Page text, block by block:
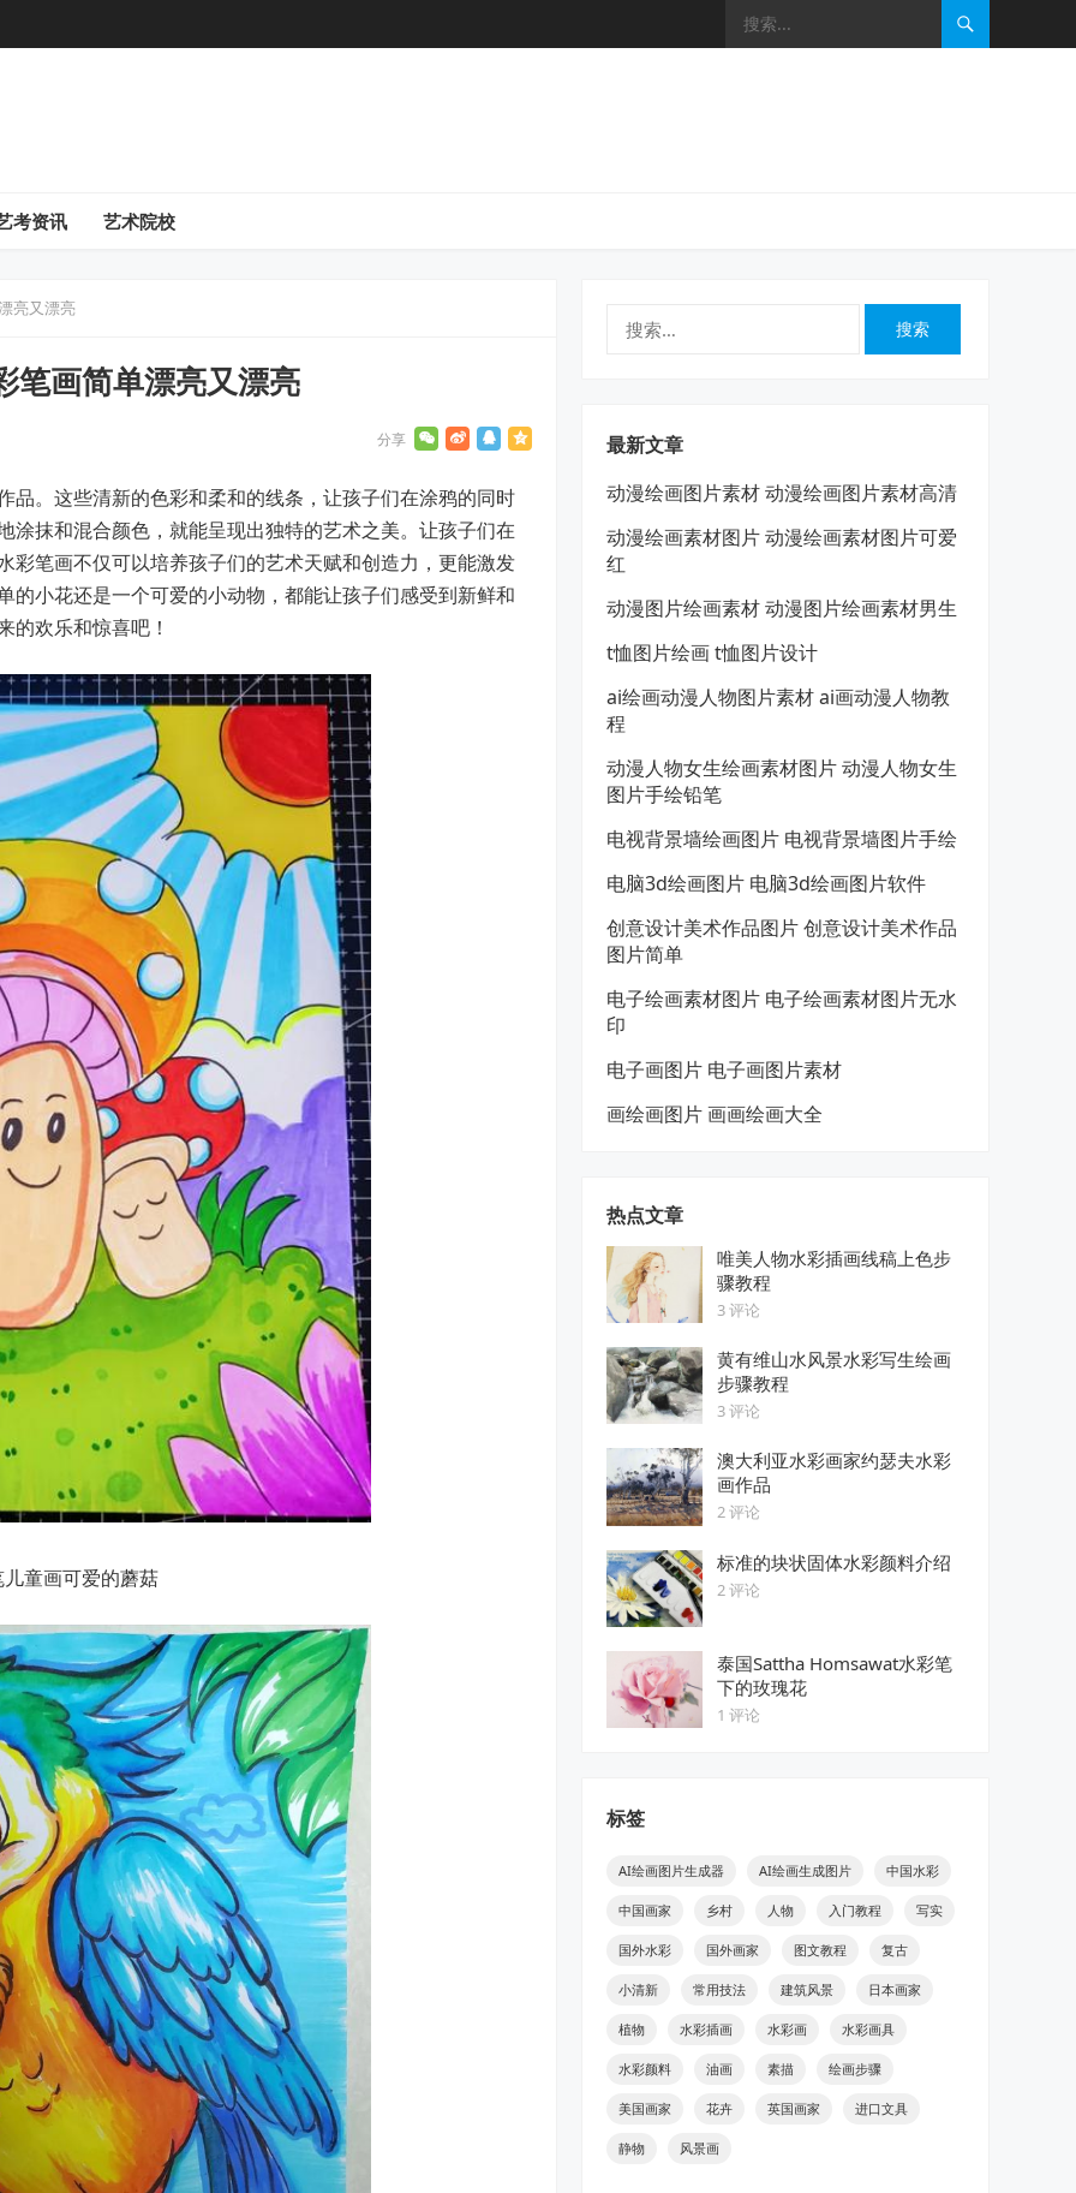
考资讯 艺术院校
亮又漂亮
笔画简单漂亮又漂亮
品。这些清新的色彩和柔和的线条，让孩子们在涂鸦的同时
抹和混合颜色，就能呈现出独特的艺术之美。让孩子们在
彩笔画不仅可以培养孩子们的艺术天赋和创造力，更能激发
小花还是一个可爱的小动物，都能让孩子们感受到新鲜和
的欢乐和惊喜吧！
童画可爱的蘑菇
最新文章
动漫绘画图片素材 动漫绘画图片素材高清
动漫绘画素材图片 动漫绘画素材图片可爱
红
动漫图片绘画素材 动漫图片绘画素材男生
t恤图片绘画 t恤图片设计
ai绘画动漫人物图片素材 ai画动漫人物教
程
动漫人物女生绘画素材图片 动漫人物女生
图片手绘铅笔
电视背景墙绘画图片 电视背景墙图片手绘
电脑3d绘画图片 电脑3d绘画图片软件
创意设计美术作品图片 创意设计美术作品
图片简单
电子绘画素材图片 电子绘画素材图片无水
印
电子画图片 电子画图片素材
画绘画图片 画画绘画大全
热点文章
唯美人物水彩插画线稿上色步
骤教程
3 评论
黄有维山水风景水彩写生绘画
步骤教程
3 评论
澳大利亚水彩画家约瑟夫水彩
画作品
2 评论
标准的块状固体水彩颜料介绍
2 评论
泰国Sattha Homsawat水彩笔
下的玫瑰花
1 评论
标签
AI绘画图片生成器 AI绘画生成图片 中国水彩
中国画家 乡村 人物 入门教程 写实
国外水彩 国外画家 图文教程 复古
小清新 常用技法 建筑风景 日本画家
植物 水彩插画 水彩画 水彩画具
水彩颜料 油画 素描 绘画步骤
美国画家 花卉 英国画家 进口文具
静物 风景画